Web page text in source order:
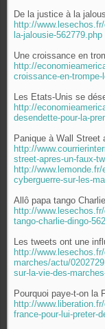
De la justice à la
http://
la-jalousie-562779.php
Une croissance en
http://
croissance-en-trompe-
Les Etats-Unis se
http://
desendette-pour-la-
Panique à Wall Street
http://
street-apres-un-faux-
http://
cyberguerre-sur-les-
Allô papa tango
http://
tango-charlie-dingo-
Les tweets ont une
http://
marches/actu/
sur-la-vie-des-
Pourquoi paye-t-on la
http://
france-pour-lui-preter-